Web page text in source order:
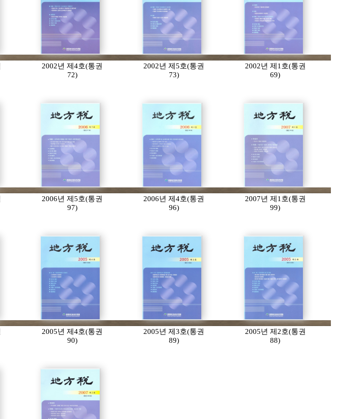
2002년 제4호(통권
72)
2002년 제5호(통권
73)
2002년 제1호(통권
69)
2006년 제5호(통권
97)
2006년 제4호(통권
96)
2007년 제1호(통권
99)
2005년 제4호(통권
90)
2005년 제3호(통권
89)
2005년 제2호(통권
88)